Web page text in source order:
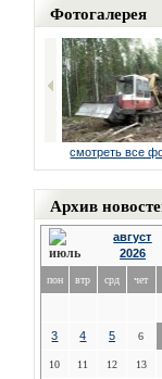
Фотогалерея
смотреть все
Архив
август
2026
пон втр срд чет
3 4 5 6
10 11 12 13